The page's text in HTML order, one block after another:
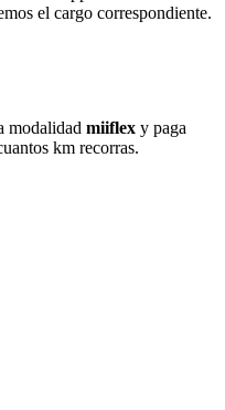
el cargo correspondiente.
modalidad miiflex y paga
km recorras.